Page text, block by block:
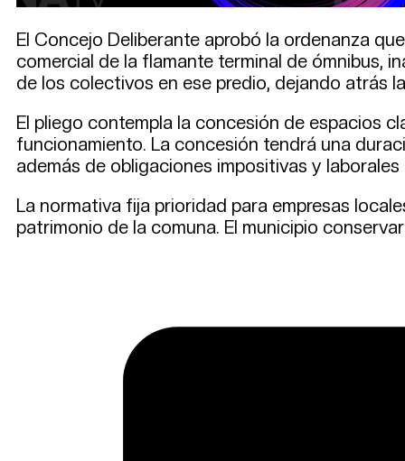
El Concejo Deliberante aprobó la ordenanza
comercial de la flamante terminal de ómnibus,
de los colectivos en ese predio, dejando atrás
El pliego contempla la concesión de espacios
funcionamiento. La concesión tendrá una
además de obligaciones impositivas y
La normativa fija prioridad para empresas
patrimonio de la comuna. El municipio